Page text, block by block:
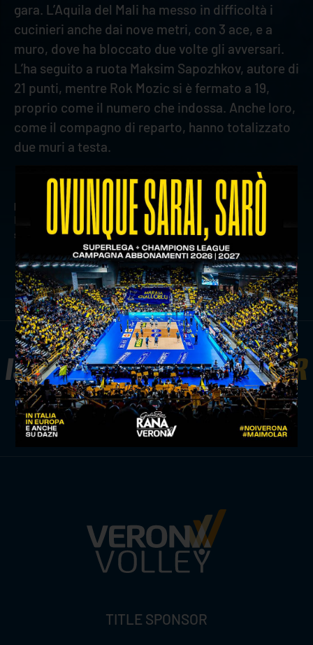
gara. L’Aquila del Mali ha messo in difficoltà i
cucinieri anche dai nove metri, con 3 ace, e a
muro, dove ha bloccato due volte gli avversari.
L’ha seguito a ruota Maksim Sapozhkov, autore di
21 punti, mentre Rok Mozic si è fermato a 19,
proprio come il numero che indossa. Anche loro,
come il compagno di reparto, hanno totalizzato
due muri a testa.
precedente:withu verona verso gara 5 contro la lube: le
parole di stoytchev e cortesia
successivo:back to work: verso gara 5 dei quarti play off
news prima squadra
ISCRIVITI ALLANEWSLETTER
ISCRIVITI ORA
TITLE SPONSOR